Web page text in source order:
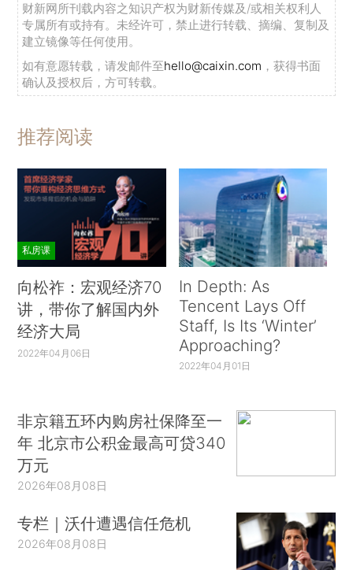
财新网所刊载内容之知识产权为财新传媒及/或相关权利人
专属所有或持有。未经许可，禁止进行转载、摘编、复制及
建立镜像等任何使用。
如有意愿转载，请发邮件至hello@caixin.com ，获得书面
确认及授权后，方可转载。
推荐阅读
私房课
向松祚：宏观经济70
讲，带你了解国内外
经济大局
2022年04月06日
In Depth: As
Tencent Lays Off
Staff, Is Its ‘Winter’
Approaching?
2022年04月01日
非京籍五环内购房社保降至一
年 北京市公积金最高可贷340
万元
2026年08月08日
专栏｜沃什遭遇信任危机
2026年08月08日